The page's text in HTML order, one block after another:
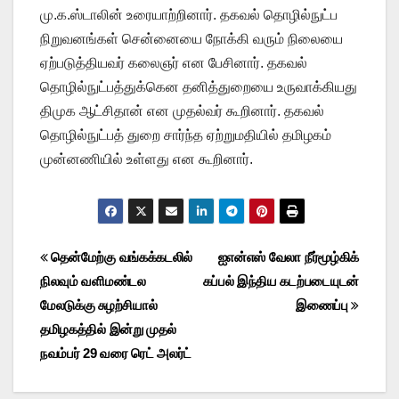
மு.க.ஸ்டாலின் உரையாற்றினார். தகவல் தொழில்நுட்ப
நிறுவனங்கள் சென்னையை நோக்கி வரும் நிலையை
ஏற்படுத்தியவர் கலைஞர் என பேசினார். தகவல்
தொழில்நுட்பத்துக்கென தனித்துறையை உருவாக்கியது
திமுக ஆட்சிதான் என முதல்வர் கூறினார். தகவல்
தொழில்நுட்பத் துறை சார்ந்த ஏற்றுமதியில் தமிழகம்
முன்னணியில் உள்ளது என கூறினார்.
Post
navigation
ஐஎன்எஸ் வேலா நீர்மூழ்கிக்
கப்பல் இந்திய கடற்படையுடன்
இணைப்பு
தென்மேற்கு வங்கக்கடலில்
நிலவும் வளிமண்டல
மேலடுக்கு சுழற்சியால்
தமிழகத்தில் இன்று முதல்
நவம்பர் 29 வரை ரெட் அலர்ட்